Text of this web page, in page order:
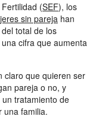
(SEF), los
sin pareja han
total de los
cifra que aumenta
claro que quieren ser
pareja o no, y
tratamiento de
una familia.